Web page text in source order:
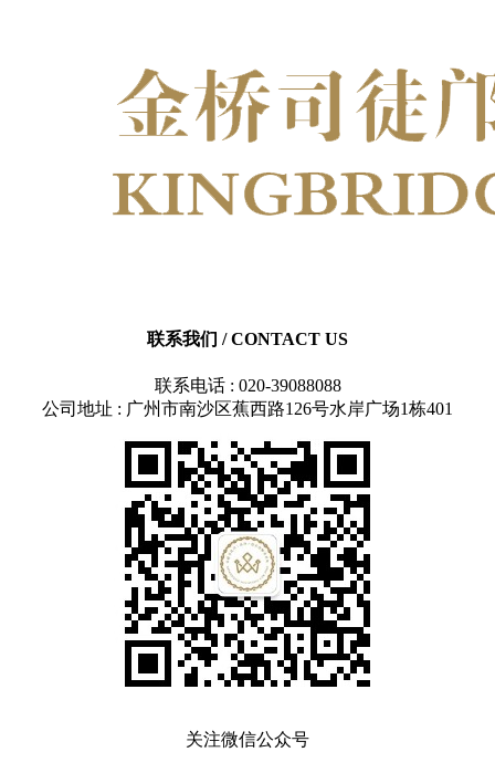
联系我们 / CONTACT US
联系电话 : 020-39088088
公司地址 : 广州市南沙区蕉西路126号水岸广场1栋401
关注微信公众号